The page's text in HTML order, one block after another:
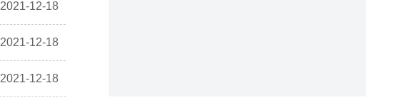
2021-12-18
2021-12-18
2021-12-18